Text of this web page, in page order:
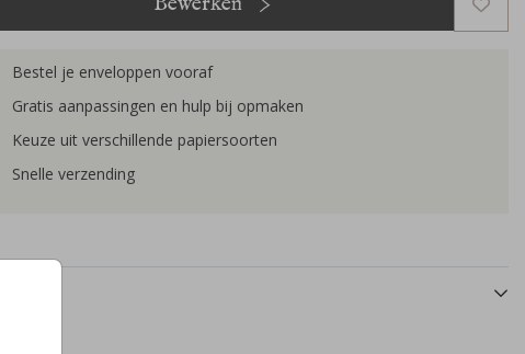
Bestel je enveloppen vooraf
Gratis aanpassingen en hulp bij opmaken
Keuze uit verschillende papiersoorten
Snelle verzending